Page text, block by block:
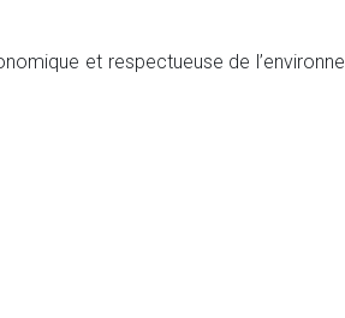
et respectueuse de